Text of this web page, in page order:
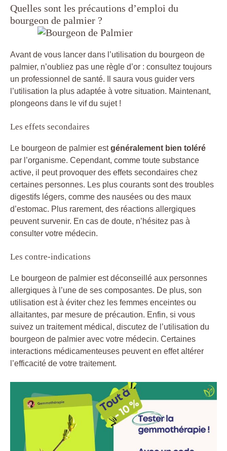
Quelles sont les précautions d’emploi du
bourgeon de palmier ?
Avant de vous lancer dans l’utilisation du bourgeon de
palmier, n’oubliez pas une règle d’or : consultez toujours
un professionnel de santé. Il saura vous guider vers
l’utilisation la plus adaptée à votre situation. Maintenant,
plongeons dans le vif du sujet !
Les effets secondaires
Le bourgeon de palmier estgénéralement bien toléré
par l’organisme. Cependant, comme toute substance
active, il peut provoquer des effets secondaires chez
certaines personnes. Les plus courants sont des troubles
digestifs légers, comme des nausées ou des maux
d’estomac. Plus rarement, des réactions allergiques
peuvent survenir. En cas de doute, n’hésitez pas à
consulter votre médecin.
Les contre-indications
Le bourgeon de palmier est déconseillé aux personnes
allergiques à l’une de ses composantes. De plus, son
utilisation est à éviter chez les femmes enceintes ou
allaitantes, par mesure de précaution. Enfin, si vous
suivez un traitement médical, discutez de l’utilisation du
bourgeon de palmier avec votre médecin. Certaines
interactions médicamenteuses peuvent en effet altérer
l’efficacité de votre traitement.